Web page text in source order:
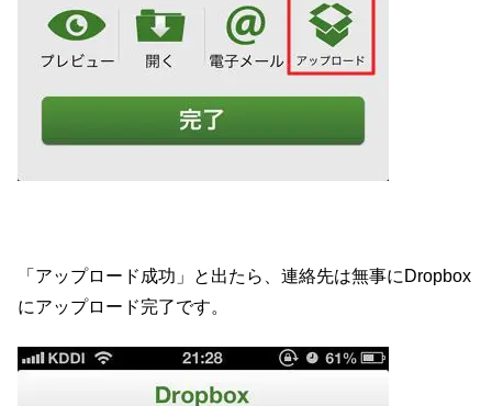
「アップロード成功」と出たら、連絡先は無事にDropbox
にアップロード完了です。